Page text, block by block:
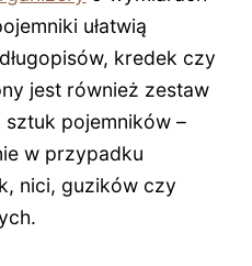
ułatwią
kredek czy
jest również zestaw
sztuk pojemników –
w przypadku
nici, guzików czy